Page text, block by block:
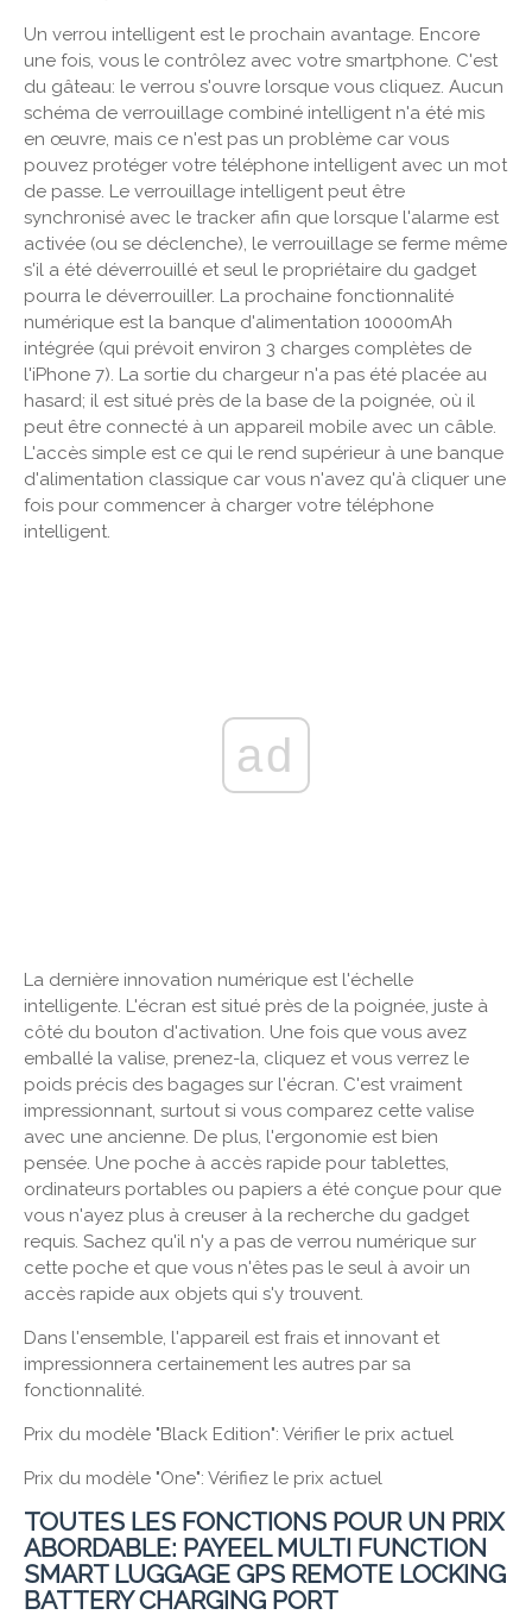
Un verrou intelligent est le prochain avantage. Encore
une fois, vous le contrôlez avec votre smartphone. C'est
du gâteau: le verrou s'ouvre lorsque vous cliquez. Aucun
schéma de verrouillage combiné intelligent n'a été mis
en œuvre, mais ce n'est pas un problème car vous
pouvez protéger votre téléphone intelligent avec un mot
de passe. Le verrouillage intelligent peut être
synchronisé avec le tracker afin que lorsque l'alarme est
activée (ou se déclenche), le verrouillage se ferme même
s'il a été déverrouillé et seul le propriétaire du gadget
pourra le déverrouiller. La prochaine fonctionnalité
numérique est la banque d'alimentation 10000mAh
intégrée (qui prévoit environ 3 charges complètes de
l'iPhone 7). La sortie du chargeur n'a pas été placée au
hasard; il est situé près de la base de la poignée, où il
peut être connecté à un appareil mobile avec un câble.
L'accès simple est ce qui le rend supérieur à une banque
d'alimentation classique car vous n'avez qu'à cliquer une
fois pour commencer à charger votre téléphone
intelligent.
ad
La dernière innovation numérique est l'échelle
intelligente. L'écran est situé près de la poignée, juste à
côté du bouton d'activation. Une fois que vous avez
emballé la valise, prenez-la, cliquez et vous verrez le
poids précis des bagages sur l'écran. C'est vraiment
impressionnant, surtout si vous comparez cette valise
avec une ancienne. De plus, l'ergonomie est bien
pensée. Une poche à accès rapide pour tablettes,
ordinateurs portables ou papiers a été conçue pour que
vous n'ayez plus à creuser à la recherche du gadget
requis. Sachez qu'il n'y a pas de verrou numérique sur
cette poche et que vous n'êtes pas le seul à avoir un
accès rapide aux objets qui s'y trouvent.
Dans l'ensemble, l'appareil est frais et innovant et
impressionnera certainement les autres par sa
fonctionnalité.
Prix ​​du modèle "Black Edition": Vérifier le prix actuel
Prix ​​du modèle "One": Vérifiez le prix actuel
TOUTES LES FONCTIONS POUR UN PRIX
ABORDABLE: PAYEEL MULTI FUNCTION
SMART LUGGAGE GPS REMOTE LOCKING
BATTERY CHARGING PORT